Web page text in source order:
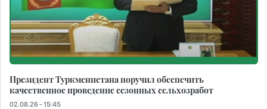
Президент Туркменистана поручил обеспечить
качественное проведение сезонных сельхозработ
02.08.26 - 15:45